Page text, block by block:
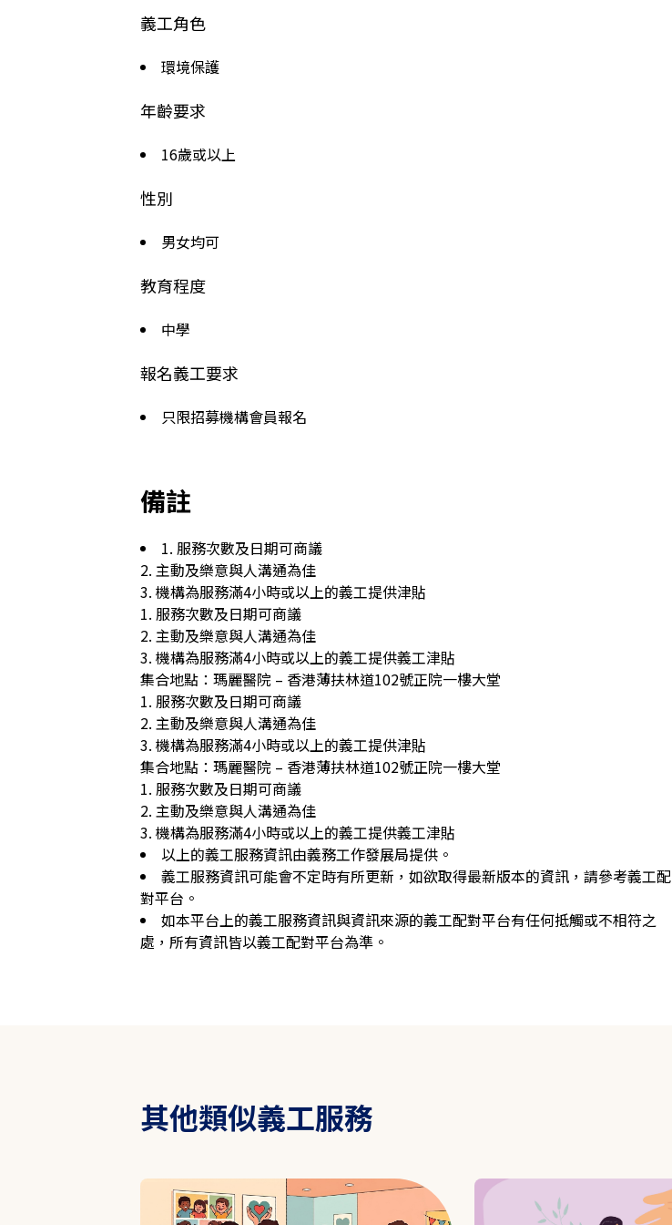
義工角色
環境保護
年齡要求
16歲或以上
性別
男女均可
教育程度
中學
報名義工要求
只限招募機構會員報名
備註
1. 服務次數及日期可商議
2. 主動及樂意與人溝通為佳
3. 機構為服務滿4小時或以上的義工提供津貼​
1. 服務次數及日期可商議
2. 主動及樂意與人溝通為佳
3. 機構為服務滿4小時或以上的義工提供義工津貼​
集合地點：瑪麗醫院 – 香港薄扶林道102號正院一樓大堂
1. 服務次數及日期可商議
2. 主動及樂意與人溝通為佳
3. 機構為服務滿4小時或以上的義工提供津貼​
集合地點：瑪麗醫院 – 香港薄扶林道102號正院一樓大堂
1. 服務次數及日期可商議
2. 主動及樂意與人溝通為佳
3. 機構為服務滿4小時或以上的義工提供義工津貼​
以上的義工服務資訊由義務工作發展局提供。
義工服務資訊可能會不定時有所更新，如欲取得最新版本的資訊，請參考義工配
對平台。
如本平台上的義工服務資訊與資訊來源的義工配對平台有任何抵觸或不相符之
處，所有資訊皆以義工配對平台為準。
其他類似義工服務